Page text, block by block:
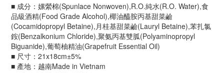
■ 成分：嫘縈棉(Spunlace Nonwoven),R.O.純水(R.O. Water),食
品級酒精(Food Grade Alcohol),椰油醯胺丙基甜菜鹼
(Cocamidopropyl Betaine),月桂基甜菜鹼(Lauryl Betaine),苯扎氯
銨(Benzalkonium Chloride),聚氨丙基雙胍(Polyaminopropyl
Biguanide),葡萄柚精油(Grapefruit Essential Oil)
■ 尺寸：21x18cm±5%
■ 產地：越南Made in Vietnam